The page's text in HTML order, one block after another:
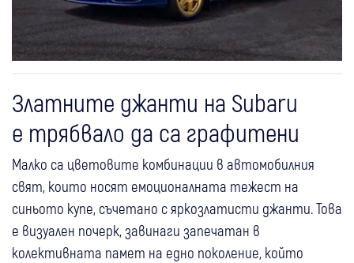
Златните джанти на Subaru
е трябвало да са графитени
Малко са цветовите комбинации в автомобилния
свят, които носят емоционалната тежест на
синьото купе, съчетано с яркозлатисти джанти. Това
е визуален почерк, завинаги запечатан в
колективната памет на едно поколение, който